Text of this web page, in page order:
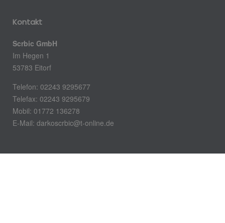
Kontakt
Scrbic GmbH
Im Hegen 1
53783 Eitorf
Telefon: 02243 9295677
Telefax: 02243 9295679
Mobil: 01772 136278
E-Mail: darkoscrbic@t-online.de